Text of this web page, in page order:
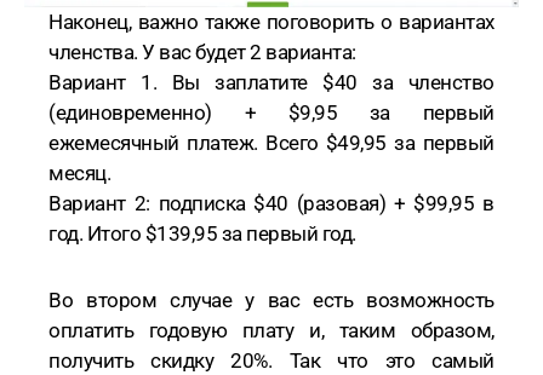
Наконец, важно также поговорить о вариантах
членства. У вас будет 2 варианта:
Вариант 1. Вы заплатите $40 за членство
(единовременно) + $9,95 за первый
ежемесячный платеж. Всего $49,95 за первый
месяц.
Вариант 2: подписка $40 (разовая) + $99,95 в
год. Итого $139,95 за первый год.
Во втором случае у вас есть возможность
оплатить годовую плату и, таким образом,
получить скидку 20%. Так что это самый